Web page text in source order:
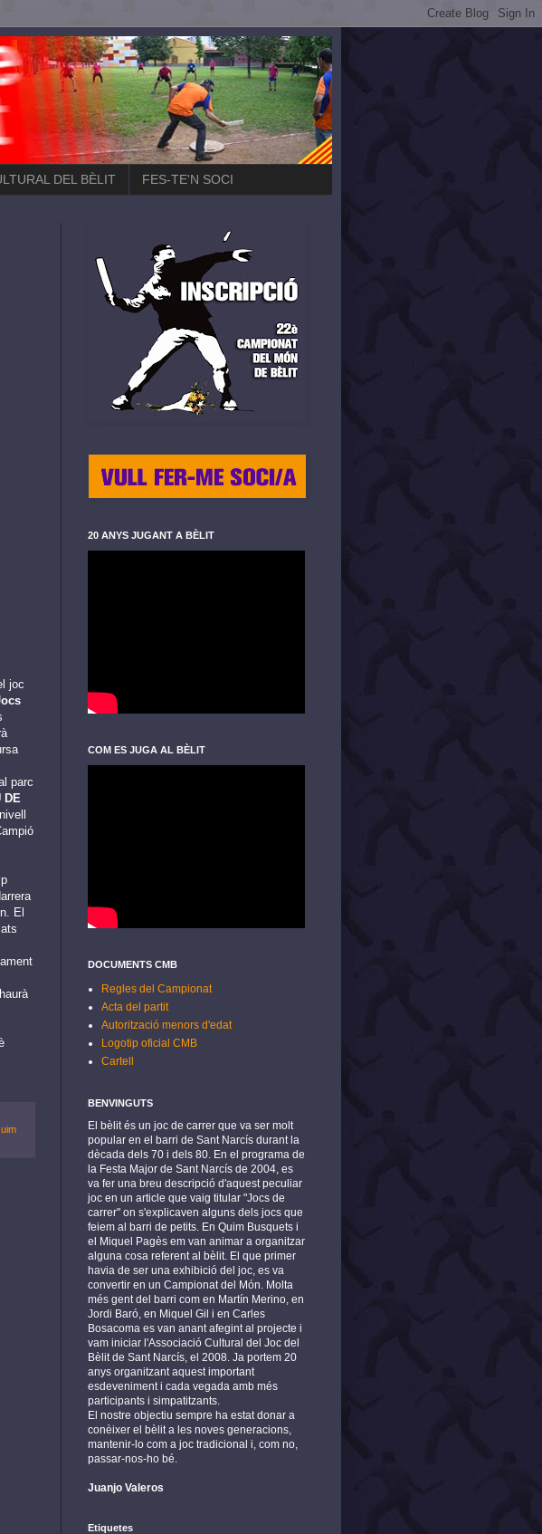
DEL BÈLIT FES-TE'N SOCI
joc
parc
DE
El
20 ANYS JUGANT A BÈLIT
COM ES JUGA AL BÈLIT
DOCUMENTS CMB
Regles del Campionat
Acta del partit
Autorització menors d'edat
Logotip oficial CMB
Cartell
BENVINGUTS
El bèlit és un joc de carrer que va ser molt
popular en el barri de Sant Narcís durant la
dècada dels 70 i dels 80. En el programa de
la Festa Major de Sant Narcís de 2004, es
va fer una breu descripció d'aquest peculiar
joc en un article que vaig titular "Jocs de
carrer" on s'explicaven alguns dels jocs que
feiem al barri de petits. En Quim Busquets i
el Miquel Pagès em van animar a organitzar
alguna cosa referent al bèlit. El que primer
havia de ser una exhibició del joc, es va
convertir en un Campionat del Món. Molta
més gent del barri com en Martín Merino, en
Jordi Baró, en Miquel Gil i en Carles
Bosacoma es van anant afegint al projecte i
vam iniciar l'Associació Cultural del Joc del
Bèlit de Sant Narcís, el 2008. Ja portem 20
anys organitzant aquest important
esdeveniment i cada vegada amb més
participants i simpatitzants.
El nostre objectiu sempre ha estat donar a
conèixer el bèlit a les noves generacions,
mantenir-lo com a joc tradicional i, com no,
passar-nos-ho bé.
Juanjo Valeros
Etiquetes